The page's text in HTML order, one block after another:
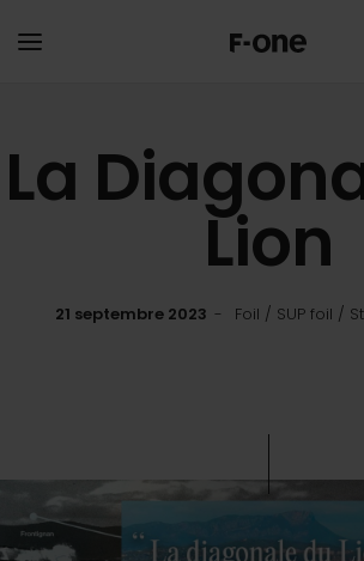
La
Lion
21 septembre 2023 Foil / SUP foil /